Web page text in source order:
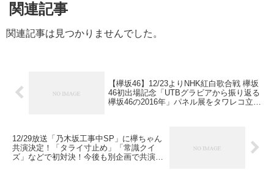
関連記事
関連記事は見つかりませんでした。
【欅坂46】12/23よりNHK紅白歌合戦 欅坂
46初出場記念「UTBグラビアから振り返る
欅坂46の2016年」パネル展をタワレコ立川
12/29放送「乃木坂工事中SP」に欅ちゃん
共演決定！「タライ寸止め」「常識クイ
ズ」などで初対決！今後も別企画で共演を